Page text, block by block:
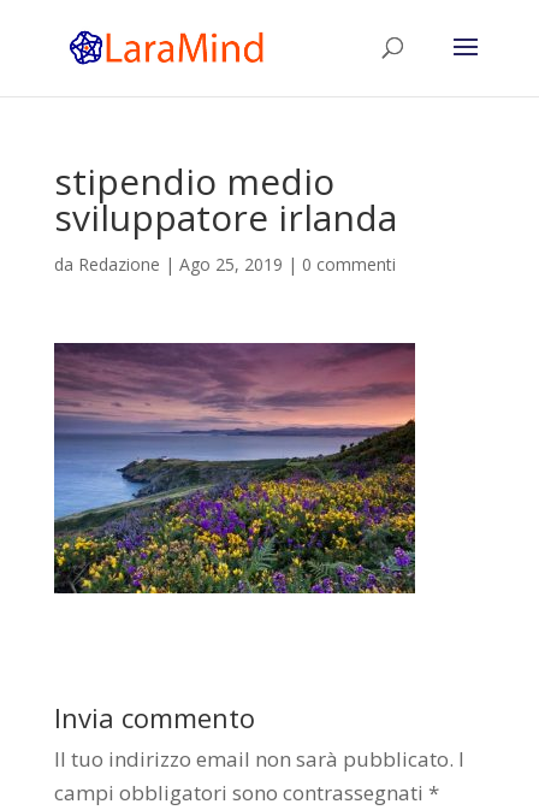
stipendio medio
sviluppatore irlanda
da Redazione | Ago 25, 2019 | 0 commenti
Invia commento
Il tuo indirizzo email non sarà pubblicato. I
campi obbligatori sono contrassegnati *